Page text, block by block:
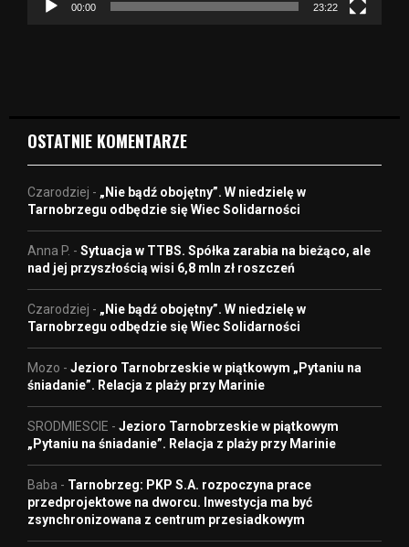
00:00 23:22
OSTATNIE KOMENTARZE
Czarodziej - „Nie bądź obojętny”. W niedzielę w
Tarnobrzegu odbędzie się Wiec Solidarności
Anna P. - Sytuacja w TTBS. Spółka zarabia na bieżąco, ale
nad jej przyszłością wisi 6,8 mln zł roszczeń
Czarodziej - „Nie bądź obojętny”. W niedzielę w
Tarnobrzegu odbędzie się Wiec Solidarności
Mozo - Jezioro Tarnobrzeskie w piątkowym „Pytaniu na
śniadanie”. Relacja z plaży przy Marinie
SRODMIESCIE - Jezioro Tarnobrzeskie w piątkowym
„Pytaniu na śniadanie”. Relacja z plaży przy Marinie
Baba - Tarnobrzeg: PKP S.A. rozpoczyna prace
przedprojektowe na dworcu. Inwestycja ma być
zsynchronizowana z centrum przesiadkowym